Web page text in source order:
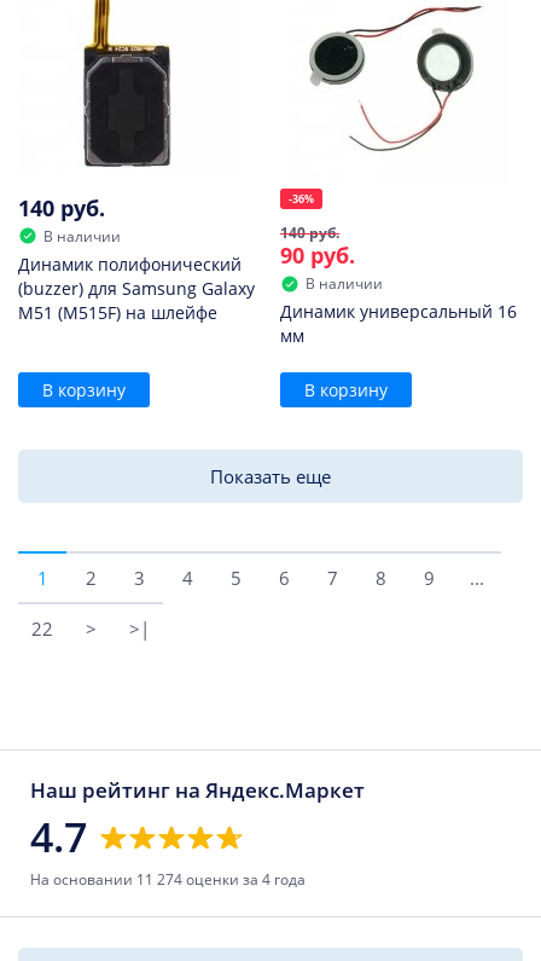
140 руб.
В наличии
Динамик полифонический
(buzzer) для Samsung Galaxy
M51 (M515F) на шлейфе
В корзину
-36%
140 руб.
90 руб.
В наличии
Динамик универсальный 16
мм
В корзину
Показать еще
1 2 3 4 5 6 7 8 9 ...
22 > >|
Наш рейтинг на Яндекс.Маркет
4.7
На основании 11 274 оценки за 4 года